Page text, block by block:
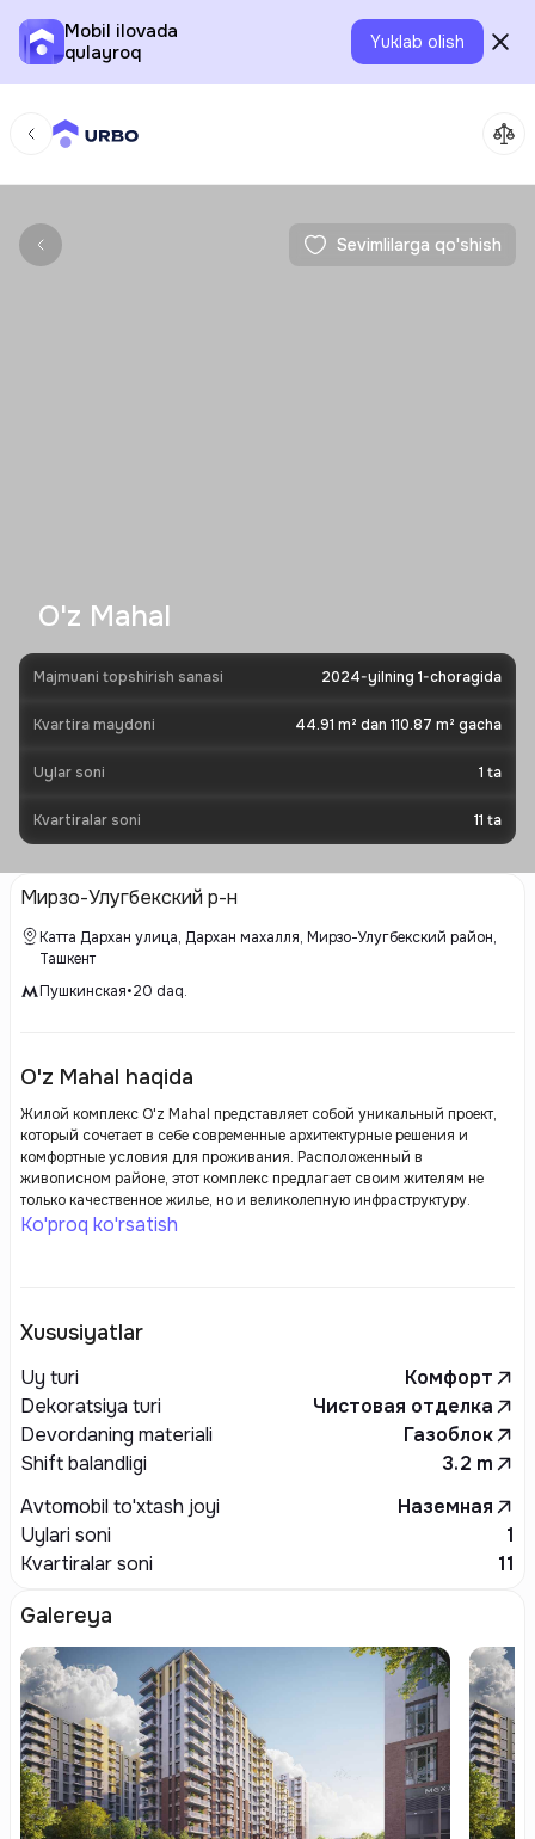
Mobil ilovada
qulayroq
Yuklab olish
Sevimlilarga qo'shish
O'z Mahal
Majmuani topshirish sanasi 2024-yilning 1-choragida
Kvartira maydoni 44.91 m² dan 110.87 m² gacha
Uylar soni 1 ta
Kvartiralar soni 11 ta
Мирзо-Улугбекский р-н
Катта Дархан улица, Дархан махалля, Мирзо-Улугбекский район,
Ташкент
Пушкинская•20 daq.
O'z Mahal haqida
Жилой комплекс O'z Mahal представляет собой уникальный проект,
который сочетает в себе современные архитектурные решения и
комфортные условия для проживания. Расположенный в
живописном районе, этот комплекс предлагает своим жителям не
только качественное жилье, но и великолепную инфраструктуру.
Ko'proq ko'rsatish
Xususiyatlar
Uy turi
Комфорт
Dekoratsiya turi
Чистовая отделка
Devordaning materiali
Газоблок
Shift balandligi
3.2 m
Avtomobil to'xtash joyi
Наземная
Uylari soni
1
Kvartiralar soni
11
Galereya